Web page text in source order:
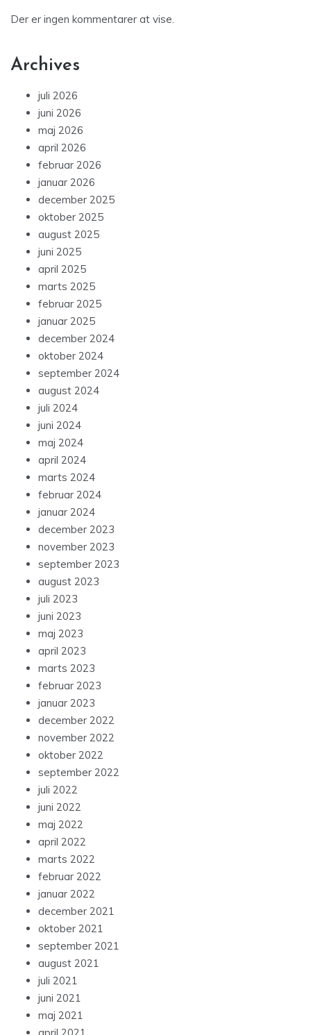
Der er ingen kommentarer at vise.
Archives
juli 2026
juni 2026
maj 2026
april 2026
februar 2026
januar 2026
december 2025
oktober 2025
august 2025
juni 2025
april 2025
marts 2025
februar 2025
januar 2025
december 2024
oktober 2024
september 2024
august 2024
juli 2024
juni 2024
maj 2024
april 2024
marts 2024
februar 2024
januar 2024
december 2023
november 2023
september 2023
august 2023
juli 2023
juni 2023
maj 2023
april 2023
marts 2023
februar 2023
januar 2023
december 2022
november 2022
oktober 2022
september 2022
juli 2022
juni 2022
maj 2022
april 2022
marts 2022
februar 2022
januar 2022
december 2021
oktober 2021
september 2021
august 2021
juli 2021
juni 2021
maj 2021